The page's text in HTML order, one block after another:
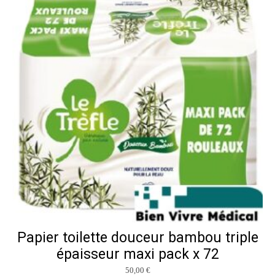
Papier toilette douceur bambou triple
épaisseur maxi pack x 72
50,00 €